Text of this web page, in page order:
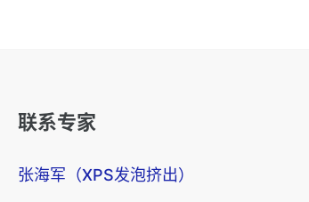
联系专家
张海军（XPS发泡挤出）